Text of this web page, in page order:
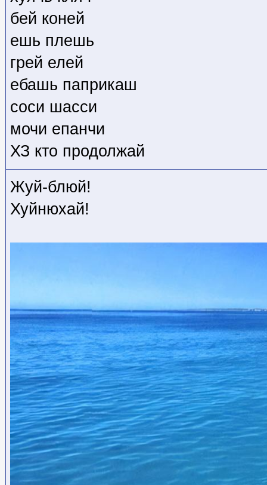
бей коней
ешь плешь
грей елей
ебашь паприкаш
соси шасси
мочи епанчи
ХЗ кто продолжай
Жуй-блюй!
Хуйнюхай!